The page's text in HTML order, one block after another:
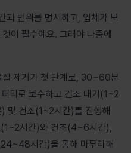
과 범위를 명시하고, 업체가 보
이 필수예요. 그래야 나중에
질 제거가 첫 단계로, 30~60분
티로 보수하고 건조 대기(1~2
및 건조(1~2시간)를 진행해
(1~2시간)와 건조(4~6시간),
시간)을 통해 마무리해